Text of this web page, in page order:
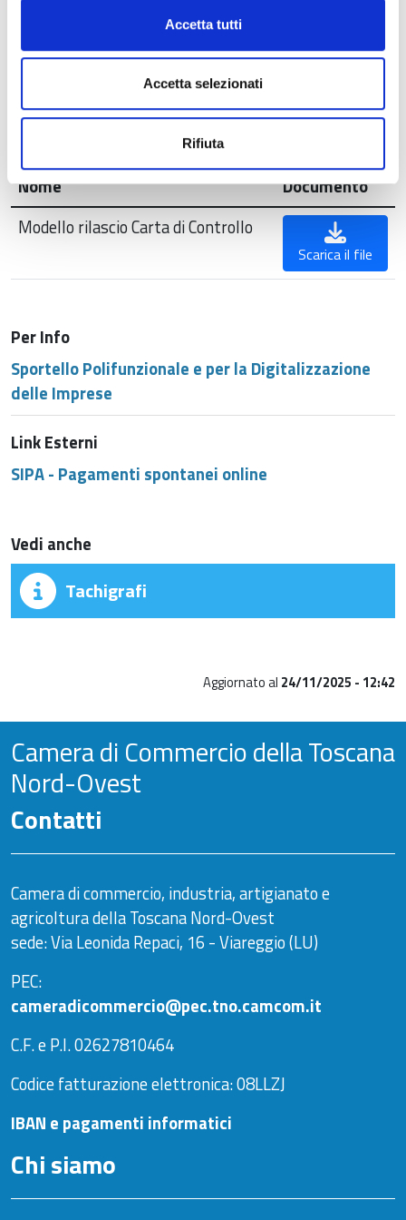
Accetta tutti
Accetta selezionati
Rifiuta
Eventuali spese di postalizzazione (per chi richiede la
spedizione presso la residenza o altro domicilio): euro
3,17
Nome
Documento
Modello rilascio Carta di Controllo
Scarica il file
Per Info
Sportello Polifunzionale e per la Digitalizzazione
delle Imprese
Link Esterni
SIPA - Pagamenti spontanei online
Vedi anche
Tachigrafi
Aggiornato al 24/11/2025 - 12:42
Camera di Commercio della Toscana
Nord-Ovest
Contatti
Camera di commercio, industria, artigianato e
agricoltura della Toscana Nord-Ovest
sede: Via Leonida Repaci, 16 - Viareggio (LU)
PEC:
cameradicommercio@pec.tno.camcom.it
C.F. e P.I. 02627810464
Codice fatturazione elettronica: 08LLZJ
IBAN e pagamenti informatici
Chi siamo